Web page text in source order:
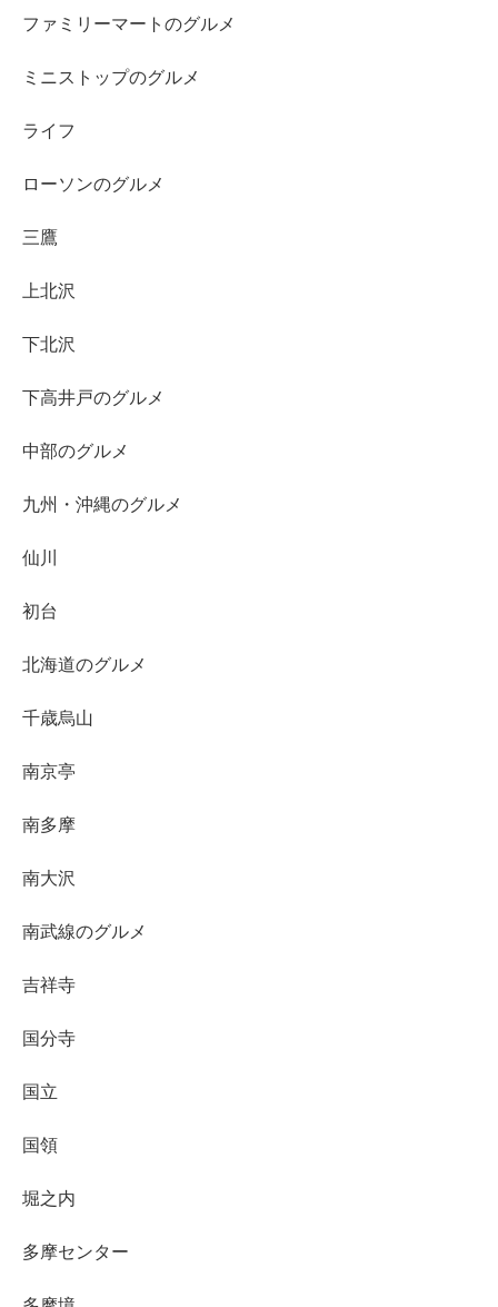
ファミリーマートのグルメ
ミニストップのグルメ
ライフ
ローソンのグルメ
三鷹
上北沢
下北沢
下高井戸のグルメ
中部のグルメ
九州・沖縄のグルメ
仙川
初台
北海道のグルメ
千歳烏山
南京亭
南多摩
南大沢
南武線のグルメ
吉祥寺
国分寺
国立
国領
堀之内
多摩センター